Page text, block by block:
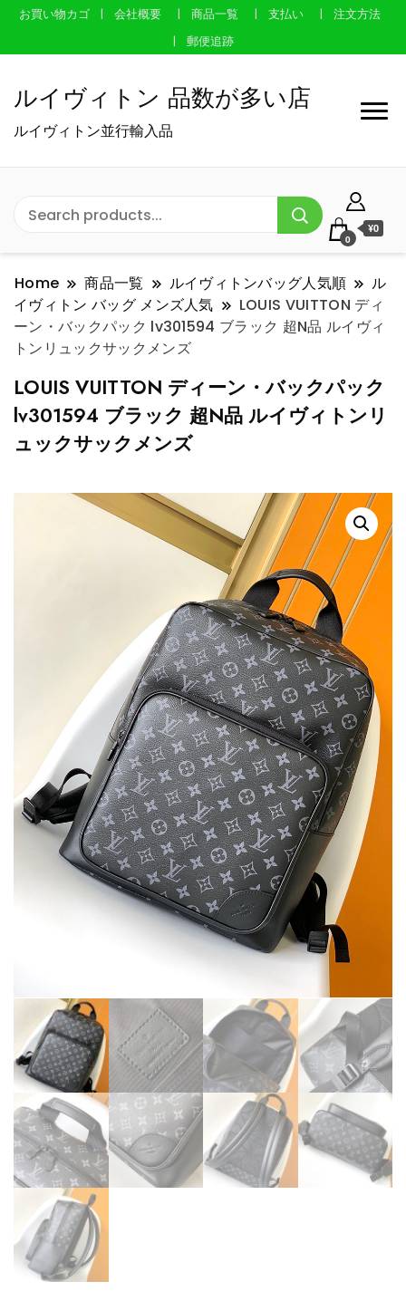
お買い物カゴ 会社概要 商品一覧 支払い
注文方法
郵便追跡
ルイヴィトン 品数が多い店
ルイヴィトン並行輸入品
0
¥0
Home 商品一覧 ルイヴィトンバッグ人気順
ル
イヴィトン バッグ メンズ人気
LOUIS VUITTON ディ
ーン・バックパック lv301594 ブラック 超N品 ルイヴィ
トンリュックサックメンズ
LOUIS VUITTON ディーン・バックパック
lv301594 ブラック 超N品 ルイヴィトンリ
ュックサックメンズ